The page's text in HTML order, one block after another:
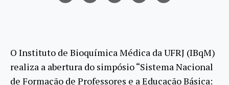
O Instituto de Bioquímica Médica da UFRJ (IBqM)
realiza a abertura do simpósio “Sistema Nacional
de Formação de Professores e a Educação Básica: